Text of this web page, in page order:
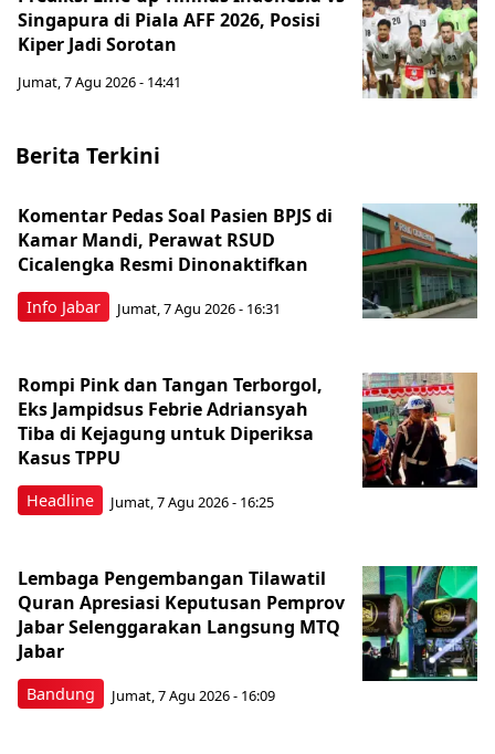
Singapura di Piala AFF 2026, Posisi
Kiper Jadi Sorotan
Jumat, 7 Agu 2026 - 14:41
Berita Terkini
Info Jabar
Komentar Pedas Soal Pasien BPJS di
Kamar Mandi, Perawat RSUD
Cicalengka Resmi Dinonaktifkan
Jumat, 7 Agu 2026 - 16:31
Headline
Rompi Pink dan Tangan Terborgol,
Eks Jampidsus Febrie Adriansyah
Tiba di Kejagung untuk Diperiksa
Kasus TPPU
Jumat, 7 Agu 2026 - 16:25
Bandung
Lembaga Pengembangan Tilawatil
Quran Apresiasi Keputusan Pemprov
Jabar Selenggarakan Langsung MTQ
Jabar
Jumat, 7 Agu 2026 - 16:09